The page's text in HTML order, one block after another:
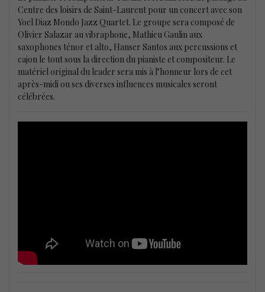
Centre des loisirs de Saint-Laurent pour un concert avec son
Yoel Diaz Mondo Jazz Quartet. Le groupe sera composé de
Olivier Salazar au vibraphone, Mathieu Gaulin aux
saxophones ténor et alto, Hanser Santos aux percussions et
cajon le tout sous la direction du pianiste et compositeur. Le
matériel original du leader sera mis à l’honneur lors de cet
après-midi ou ses diverses influences musicales seront
célébrées.